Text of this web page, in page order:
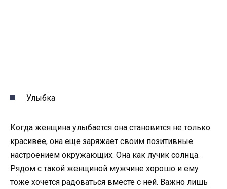
Улыбка
Когда женщина улыбается она становится не только
красивее, она еще заряжает своим позитивные
настроением окружающих. Она как лучик солнца.
Рядом с такой женщиной мужчине хорошо и ему
тоже хочется радоваться вместе с ней. Важно лишь